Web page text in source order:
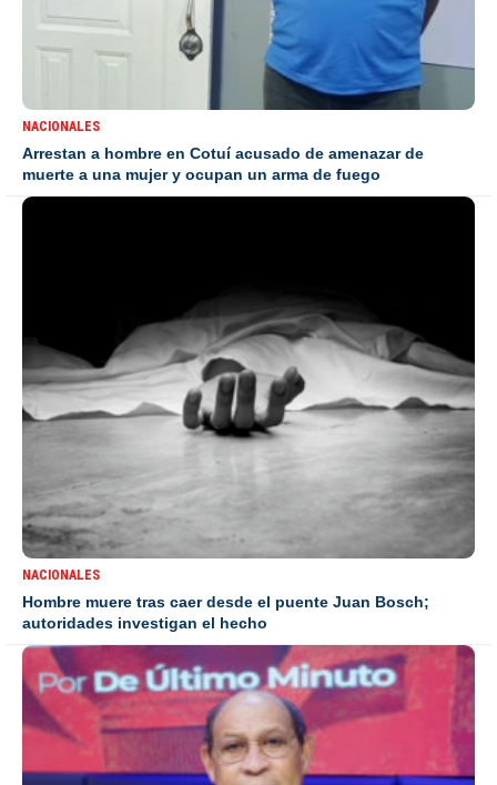
NACIONALES
Arrestan a hombre en Cotuí acusado de amenazar de
muerte a una mujer y ocupan un arma de fuego
NACIONALES
Hombre muere tras caer desde el puente Juan Bosch;
autoridades investigan el hecho